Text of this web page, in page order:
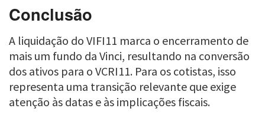
Conclusão
A liquidação do VIFI11 marca o encerramento de
mais um fundo da Vinci, resultando na conversão
dos ativos para o VCRI11. Para os cotistas, isso
representa uma transição relevante que exige
atenção às datas e às implicações fiscais.